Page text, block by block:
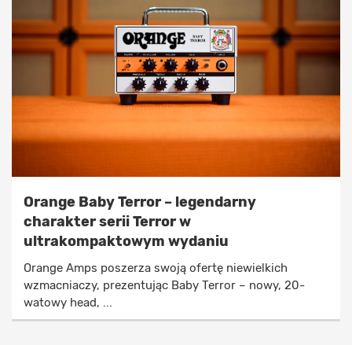
Orange Baby Terror – legendarny
charakter serii Terror w
ultrakompaktowym wydaniu
Orange Amps poszerza swoją ofertę niewielkich
wzmacniaczy, prezentując Baby Terror – nowy, 20-
watowy head, ...